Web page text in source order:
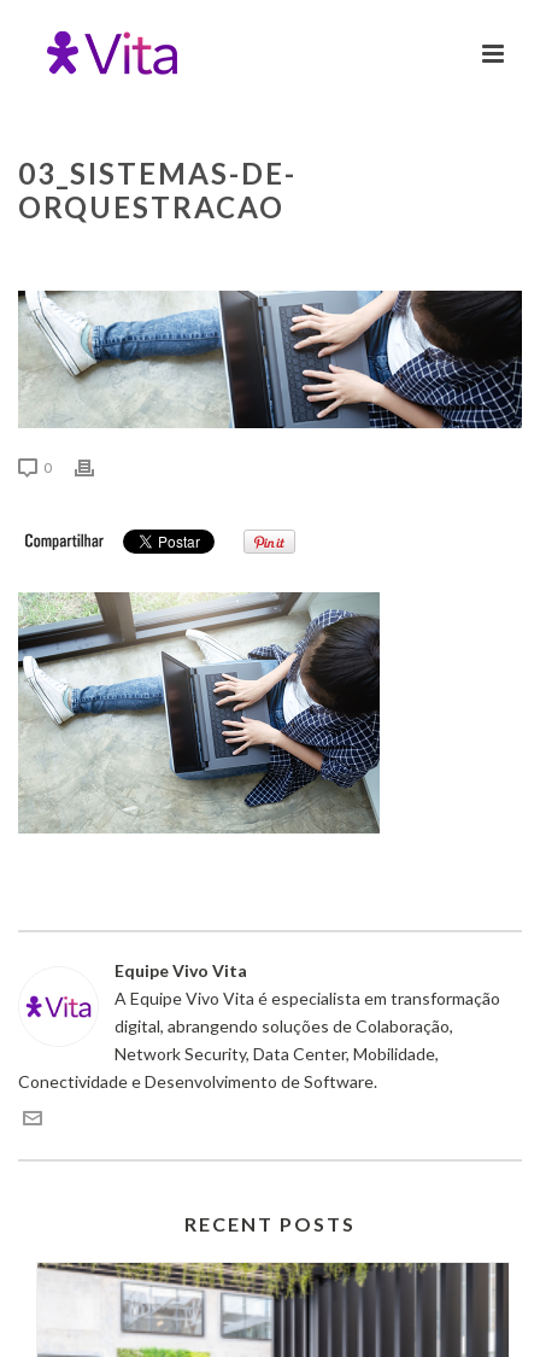
03_SISTEMAS-DE-
ORQUESTRACAO
0
Equipe Vivo Vita
A Equipe Vivo Vita é especialista em transformação
digital, abrangendo soluções de Colaboração,
Network Security, Data Center, Mobilidade,
Conectividade e Desenvolvimento de Software.
RECENT POSTS